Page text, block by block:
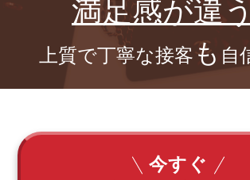
満足感が違
上質で丁寧な接客 も 自
今すぐ